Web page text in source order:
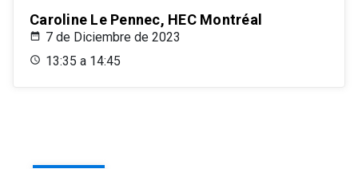
Caroline Le Pennec, HEC Montréal
7 de Diciembre de 2023
13:35 a 14:45